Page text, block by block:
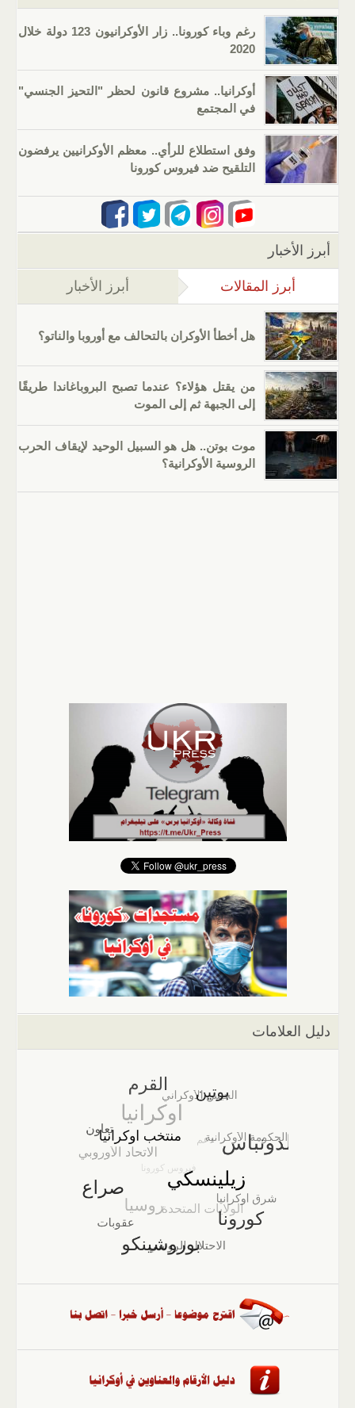
رغم وباء كورونا.. زار الأوكرانيون 123 دولة خلال
2020
أوكرانيا.. مشروع قانون لحظر "التحيز الجنسي"
في المجتمع
وفق استطلاع للرأي.. معظم الأوكرانيين يرفضون
التلقيح ضد فيروس كورونا
أبرز الأخبار
أبرز المقالات (علامة التبويب النشطة)
أبرز الأخبار
هل أخطأ الأوكران بالتحالف مع أوروبا والناتو؟
من يقتل هؤلاء؟ عندما تصبح البروباغاندا طريقًا
إلى الجبهة ثم إلى الموت
موت بوتن.. هل هو السبيل الوحيد لإيقاف الحرب
الروسية الأوكرانية؟
دليل العلامات